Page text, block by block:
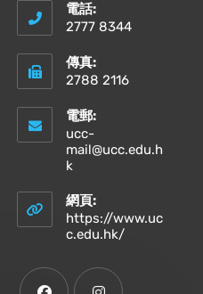
電話:
2777 8344
傳真:
2788 2116
電郵:
ucc-
mail@ucc.edu.h
k
your
application
網頁:
https://www.uc
c.edu.hk/Opens